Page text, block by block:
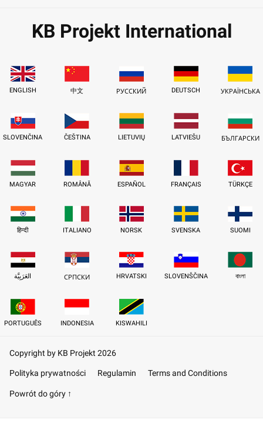
KB Projekt International
ENGLISH 中文 РУССКИЙ DEUTSCH УКРАЇНСЬКА
SLOVENČINA ČEŠTINA LIETUVIŲ LATVIEŠU БЪЛГАРСКИ
MAGYAR ROMÂNĂ ESPAÑOL FRANÇAIS TÜRKÇE
हिन्दी ITALIANO NORSK SVENSKA SUOMI
العَرَبِيَّة СРПСКИ HRVATSKI SLOVENŠČINA বাংলা
PORTUGUÊS INDONESIA KISWAHILI
Copyright by KB Projekt 2026
Polityka prywatności Regulamin Terms and Conditions
Powrót do góry ↑